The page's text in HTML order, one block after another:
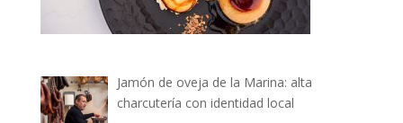
Jamón de oveja de la Marina: alta
charcutería con identidad local